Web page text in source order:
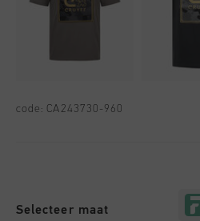
code: CA243730-960
Selecteer maat